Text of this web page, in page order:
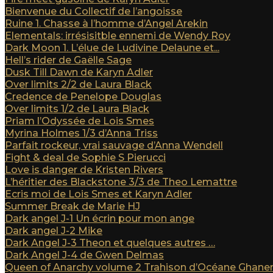
Bienvenue du Collectif de l’angoisse
Ruine 1. Chasse à l’homme d’Angel Arekin
Elementals: irrésisitble ennemi de Wendy Roy
Dark Moon 1. L’élue de Ludivine Delaune et...
Hell’s rider de Gaëlle Sage
Dusk Till Dawn de Karyn Adler
Over limits 2/2 de Laura Black
Credence de Penelope Douglas
Over limits 1/2 de Laura Black
Priam l’Odyssée de Lois Smes
Myrina Holmes 1/3 d’Anna Triss
Parfait rockeur, vrai sauvage d’Anna Wendell
Fight & deal de Sophie S Pierucci
Love is danger de Kristen Rivers
L’héritier des Blackstone 3/3 de Theo Lemattre
Ecris moi de Lois Smes et Karyn Adler
Summer Break de Marie HJ
Dark angel J-1 Un écrin pour mon ange
Dark angel J-2 Mike
Dark Angel J-3 Theon et quelques autres …
Dark Angel J-4 de Gwen Delmas
Queen of Anarchy volume 2 Trahison d’Océane